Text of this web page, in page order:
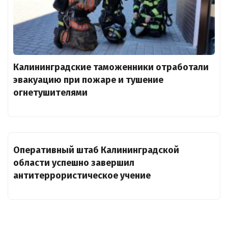
Калининградские таможенники отработали
эвакуацию при пожаре и тушение
огнетушителями
Оперативный штаб Калининградской
области успешно завершил
антитеррористическое учение